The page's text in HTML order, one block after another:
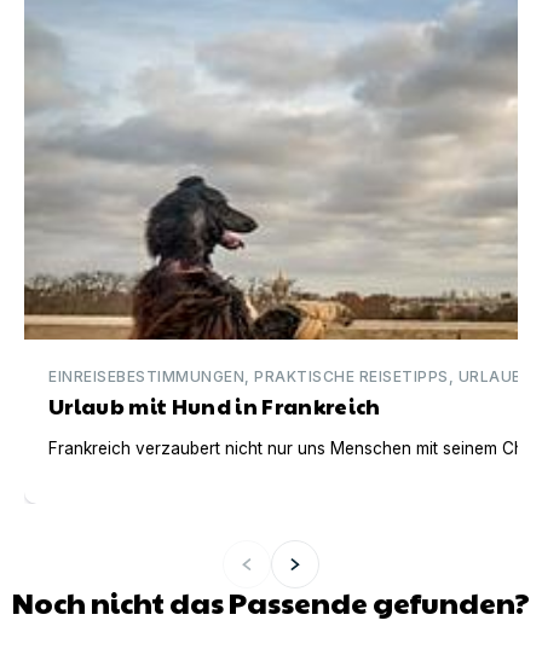
EINREISEBESTIMMUNGEN, PRAKTISCHE REISETIPPS,
Urlaub mit Hund in Frankreich
Frankreich verzaubert nicht nur uns Menschen mit seinem
Noch nicht das Passende gefunden?